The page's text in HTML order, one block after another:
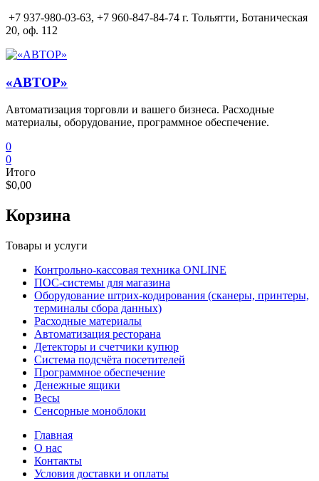
Перейти
к
+7 937-980-03-63, +7 960-847-84-74 г. Тольятти, Ботаническая
20, оф. 112
«АВТОР»
Автоматизация торговли и вашего бизнеса. Расходные
материалы, оборудование, программное обеспечение.
0
0
Итого
$0,00
Корзина
Товары и услуги
Контрольно-кассовая техника ONLINE
ПОС-системы для магазина
Оборудование штрих-кодирования (сканеры, принтеры,
терминалы сбора данных)
Расходные материалы
Автоматизация ресторана
Детекторы и счетчики купюр
Система подсчёта посетителей
Программное обеспечение
Денежные ящики
Весы
Сенсорные моноблоки
Главная
О нас
Контакты
Условия доставки и оплаты